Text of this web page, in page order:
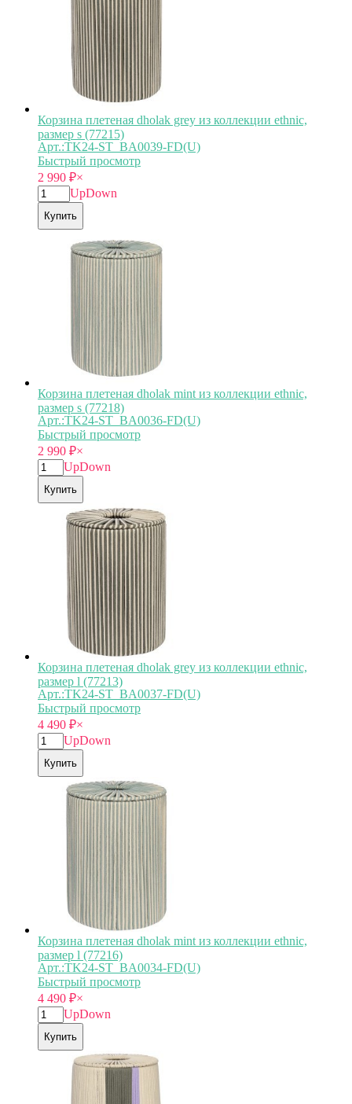
Корзина плетеная dholak grey из коллекции ethnic,
размер s (77215)
Арт.:TK24-ST_BA0039-FD(U)
Быстрый просмотр
2 990 ₽×
UpDown
Купить
Корзина плетеная dholak mint из коллекции ethnic,
размер s (77218)
Арт.:TK24-ST_BA0036-FD(U)
Быстрый просмотр
2 990 ₽×
UpDown
Купить
Корзина плетеная dholak grey из коллекции ethnic,
размер l (77213)
Арт.:TK24-ST_BA0037-FD(U)
Быстрый просмотр
4 490 ₽×
UpDown
Купить
Корзина плетеная dholak mint из коллекции ethnic,
размер l (77216)
Арт.:TK24-ST_BA0034-FD(U)
Быстрый просмотр
4 490 ₽×
UpDown
Купить